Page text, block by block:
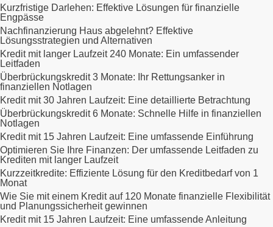
Kurzfristige Darlehen: Effektive Lösungen für finanzielle
Engpässe
Nachfinanzierung Haus abgelehnt? Effektive
Lösungsstrategien und Alternativen
Kredit mit langer Laufzeit 240 Monate: Ein umfassender
Leitfaden
Überbrückungskredit 3 Monate: Ihr Rettungsanker in
finanziellen Notlagen
Kredit mit 30 Jahren Laufzeit: Eine detaillierte Betrachtung
Überbrückungskredit 6 Monate: Schnelle Hilfe in finanziellen
Notlagen
Kredit mit 15 Jahren Laufzeit: Eine umfassende Einführung
Optimieren Sie Ihre Finanzen: Der umfassende Leitfaden zu
Krediten mit langer Laufzeit
Kurzzeitkredite: Effiziente Lösung für den Kreditbedarf von 1
Monat
Wie Sie mit einem Kredit auf 120 Monate finanzielle Flexibilität
und Planungssicherheit gewinnen
Kredit mit 15 Jahren Laufzeit: Eine umfassende Anleitung